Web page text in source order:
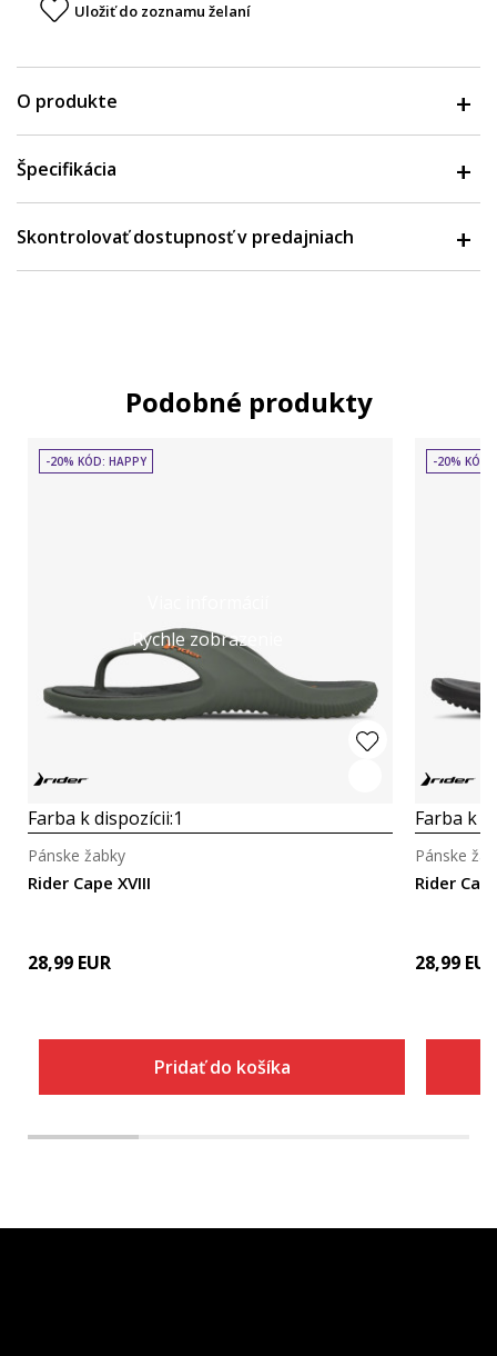
Uložiť do zoznamu želaní
O produkte
Špecifikácia
Skontrolovať dostupnosť v predajniach
Podobné produkty
Rýchle zobrazenie
-20% KÓD: HAPPY
Farba k dispozícii:1
Rider Cape XVIII
Pánske žabky
28,99 EUR
Pridať do košíka
-20% KÓD:
Farba k
Rider
Pánske
28,99 EUR